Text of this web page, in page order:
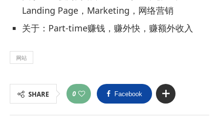
Landing Page，Marketing，网络营销
关于：Part-time赚钱，赚外快，赚额外收入
网站
SHARE 0 Facebook